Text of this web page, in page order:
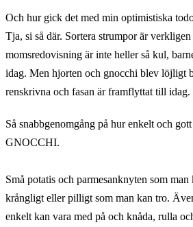
gremolata
Och hur gick det med min optimistiska
Tja, si så där. Sortera strumpor är
momsredovisning är inte heller så kul,
idag. Men hjorten och gnocchi blev löjligt
renskrivna och fasan är framflyttat till idag.
Så snabbgenomgång på hur enkelt och
GNOCCHI.
Små potatis och parmesanknyten som
krångligt eller pilligt som man kan tro.
enkelt kan vara med på och knåda, rulla